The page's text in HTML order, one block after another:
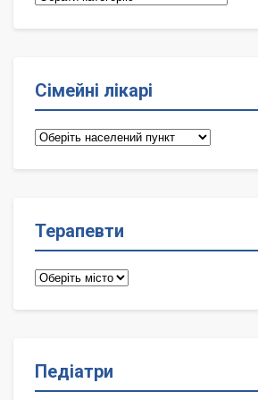
Сімейні лікарі
Сімейні
Терапевти
Терапевти
Педіатри